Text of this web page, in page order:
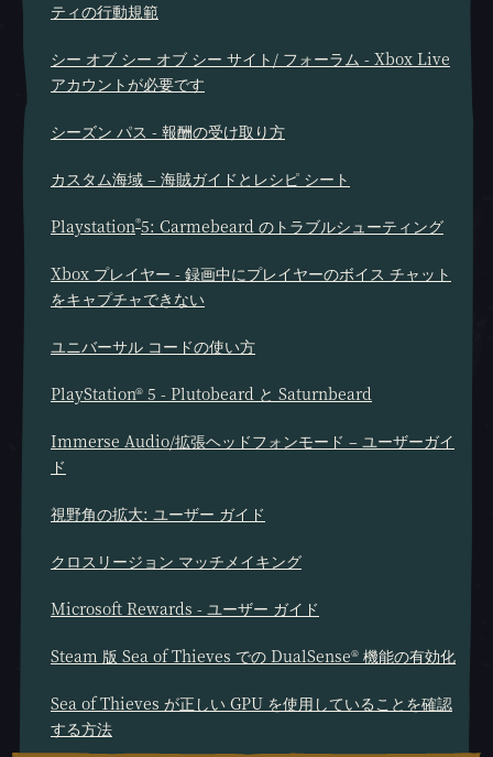
ティの行動規範
シー オブ シー オブ シー サイト/ フォーラム - Xbox Live
アカウントが必要です
シーズン パス - 報酬の受け取り方
カスタム海域 – 海賊ガイドとレシピ シート
Playstation®5: Carmebeard のトラブルシューティング
Xbox プレイヤー - 録画中にプレイヤーのボイス チャット
をキャプチャできない
ユニバーサル コードの使い方
PlayStation® 5 - Plutobeard と Saturnbeard
Immerse Audio/拡張ヘッドフォンモード – ユーザーガイ
ド
視野角の拡大: ユーザー ガイド
クロスリージョン マッチメイキング
Microsoft Rewards - ユーザー ガイド
Steam 版 Sea of Thieves での DualSense® 機能の有効化
Sea of Thieves が正しい GPU を使用していることを確認
する方法